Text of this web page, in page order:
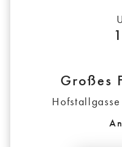
Großes